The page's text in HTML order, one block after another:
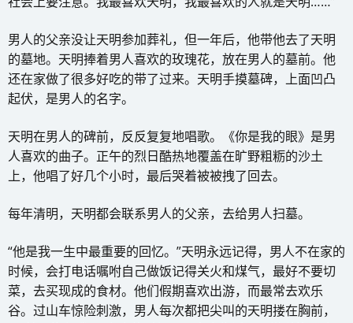
男人的父亲没让天明参加葬礼，但一年后，他带他去了天明
的墓地。天明捧着男人喜欢的玫瑰花，放在男人的墓前。他
还在家做了很多好吃的带了过来。天明手摸墓碑，上面凹凸
起伏，是男人的名字。
天明在男人的碑前，反反复复地唱歌。《你是我的眼》是男
人喜欢的曲子。正午的烈日酷热地覆盖在旷野粗粝的沙土
上，他唱了好几个小时，最后哭着被被拽了回去。
每年清明，天明都会联系男人的父亲，去给男人扫墓。
“他是我一生中最重要的回忆。”天明永远记得，男人不在家的
时候，会打电话嘱咐自己做饭记得关火和煤气，最好不要切
菜，去买现成的食材。他们假期喜欢出游，而最常去欢乐
谷。过山车惊险刺激，男人每次都把尖叫的天明搂在胸前，